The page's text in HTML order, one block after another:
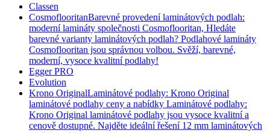
Classen
CosmoflooritanBarevné provedení laminátových podlah:
moderní lamináty společnosti Cosmoflooritan, Hledáte
barevné varianty laminátových podlah? Podlahové lamináty
Cosmoflooritan jsou správnou volbou. Svěží, barevné,
moderní, vysoce kvalitní podlahy!
Egger PRO
Evolution
Krono OriginalLaminátové podlahy: Krono Original
laminátové podlahy ceny a nabídky Laminátové podlahy:
Krono Original laminátové podlahy jsou vysoce kvalitní a
cenově dostupné. Najděte ideální řešení 12 mm laminátových